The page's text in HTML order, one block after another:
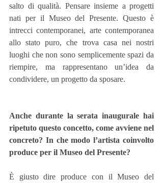
salto di qualità. Pensare insieme a progetti
nati per il Museo del Presente. Questo è
intrecci contemporanei, arte contemporanea
allo stato puro, che trova casa nei nostri
luoghi che non sono semplicemente spazi da
riempire, ma rappresentano un’idea da
condividere, un progetto da sposare.
Anche durante la serata inaugurale hai
ripetuto questo concetto, come avviene nel
concreto? In che modo l’artista coinvolto
produce per il Museo del Presente?
È giusto dire produce con il Museo del